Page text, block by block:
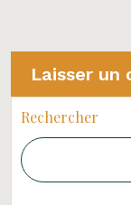
Rechercher